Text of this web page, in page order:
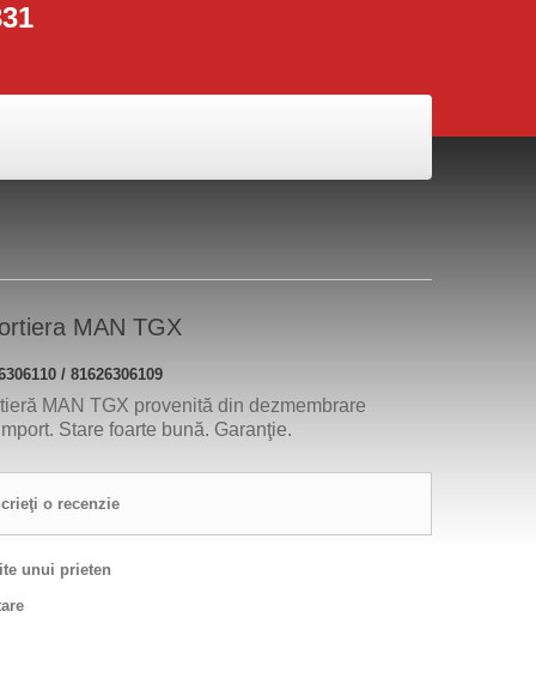
MAN TGX
/ 81626306109
MAN TGX provenită din dezmembrare
Stare foarte bună. Garanţie.
o recenzie
unui prieten